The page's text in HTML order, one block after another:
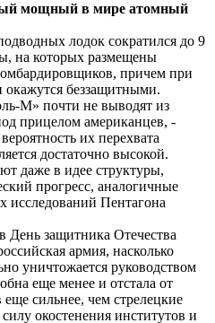
мощный в мире атомный
лодок сократился до 9
на которых размещены
причем при
беззащитными.
М» почти не выводят из
прицелом американцев, -
их перехвата
достаточно высокой.
даже в идее структуры,
прогресс, аналогичные
исследований Пентагона
День защитника Отечества
армия, насколько
уничтожается руководством
еще менее и отстала от
сильнее, чем стрелецкие
окостенения институтов и